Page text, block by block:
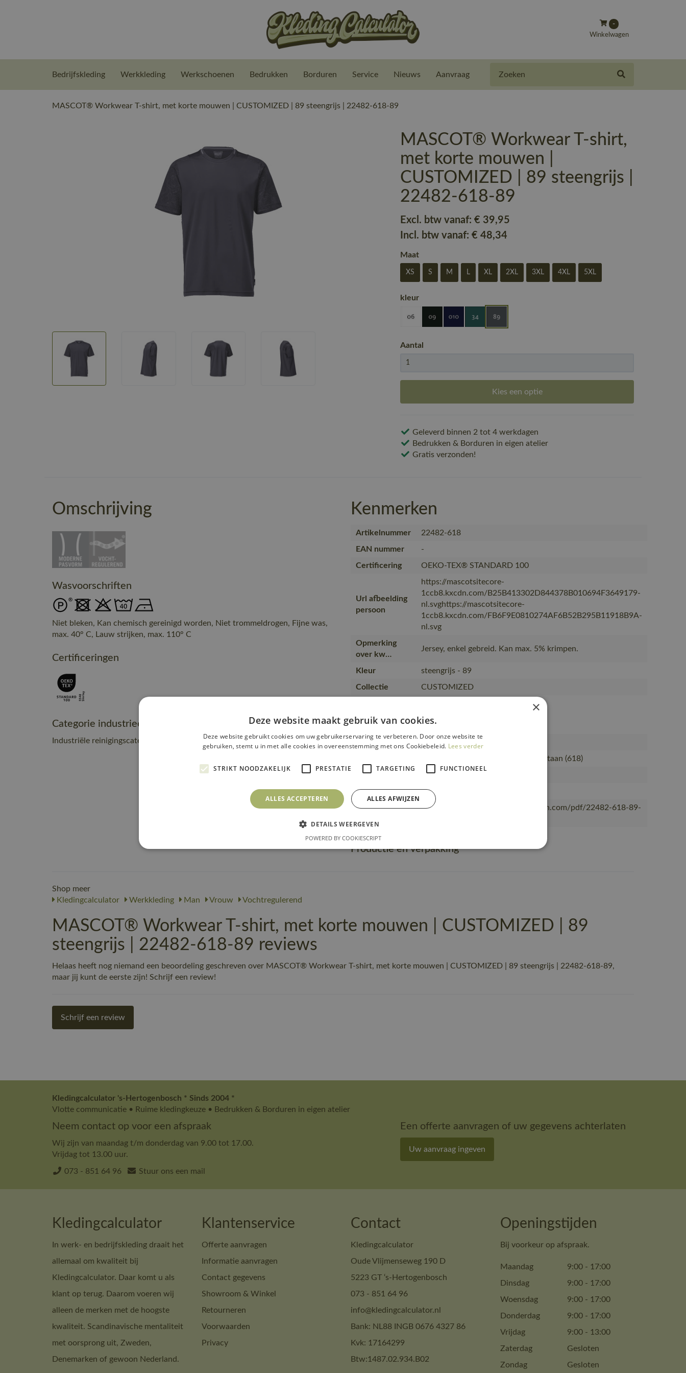
-
Winkelwagen
Bedrijfskleding Werkkleding Werkschoenen Bedrukken Borduren Service Nieuws Aanvraag
MASCOT® Workwear T-shirt, met korte mouwen | CUSTOMIZED | 89 steengrijs | 22482-618-89
MASCOT® Workwear T-shirt,
met korte mouwen |
CUSTOMIZED | 89 steengrijs |
22482-618-89
Excl. btw vanaf:€ 39,95
Incl. btw vanaf:€ 48,34
Maat
XS S M L XL 2XL 3XL 4XL 5XL
kleur
Aantal
Kies een optie
Geleverd binnen 2 tot 4 werkdagen
Bedrukken & Borduren in eigen atelier
Gratis verzonden!
Omschrijving
Wasvoorschriften
Niet bleken, Kan chemisch gereinigd worden, Niet trommeldrogen, Fijne was,
max. 40° C, Lauw strijken, max. 110° C
Certificeringen
Categorie industrieel onderhoud
Industriële reinigingscategorie C2
Kenmerken
Artikelnummer
22482-618
EAN nummer
-
Certificering
OEKO-TEX® STANDARD 100
Url afbeelding
persoon
https://mascotsitecore-
1ccb8.kxcdn.com/B25B413302D844378B010694F3649179-
nl.svghttps://mascotsitecore-
1ccb8.kxcdn.com/FB6F9E0810274AF6B52B295B11918B9A-
nl.svg
Opmerking
over kw…
Jersey, enkel gebreid. Kan max. 5% krimpen.
Kleur
steengrijs - 89
Collectie
CUSTOMIZED
nummer
Producttype
T-shirt, met korte mouwen
90% gerecycled polyester/10% elastaan (618)
Gebruiker
Mannen, Vrouwen
Merk
MASCOT®
Url product
https://mascotsitecore-1ccb8.kxcdn.com/pdf/22482-618-89-
Productie en verpakking
Shop meer
Kledingcalculator
Werkkleding Man Vrouw Vochtregulerend
MASCOT® Workwear T-shirt, met korte mouwen | CUSTOMIZED | 89
steengrijs | 22482-618-89 reviews
Helaas heeft nog niemand een beoordeling geschreven over MASCOT® Workwear T-shirt, met korte mouwen | CUSTOMIZED | 89 steengrijs | 22482-618-89,
maar jij kunt de eerste zijn! Schrijf een review!
Schrijf een review
Kledingcalculator 's-Hertogenbosch * Sinds 2004 *
Vlotte communicatie • Ruime kledingkeuze • Bedrukken & Borduren in eigen atelier
Neem contact op voor een afspraak
Wij zijn van maandag t/m donderdag van 9.00 tot 17.00.
Vrijdag tot 13.00 uur.
073 - 851 64 96 Stuur ons een mail
Een offerte aanvragen of uw gegevens achterlaten
Uw aanvraag ingeven
Kledingcalculator
In werk- en bedrijfskleding draait het
allemaal om kwaliteit bij
Kledingcalculator. Daar komt u als
klant op terug. Daarom voeren wij
alleen de merken met de hoogste
kwaliteit. Scandinavische mentaliteit
met oorsprong uit, Zweden,
Denemarken of gewoon Nederland.
Klantenservice
Offerte aanvragen
Informatie aanvragen
Contact gegevens
Showroom & Winkel
Retourneren
Voorwaarden
Privacy
Contact
Kledingcalculator
Oude Vlijmenseweg 190 D
5223 GT ‘s-Hertogenbosch
073 - 851 64 96
info@kledingcalculator.nl
Bank: NL88 INGB 0676 4327 86
Kvk: 17164299
Btw:1487.02.934.B02
Openingstijden
Bij voorkeur op afspraak.
Maandag 9:00 - 17:00
Dinsdag
9:00 - 17:00
Woensdag
9:00 - 17:00
Donderdag
9:00 - 17:00
Vrijdag
9:00 - 13:00
Zaterdag
Gesloten
Zondag
Gesloten
×
Deze website maakt gebruik van cookies.
Deze website gebruikt cookies om uw gebruikerservaring te verbeteren. Door onze website te
gebruiken, stemt u in met alle cookies in overeenstemming met ons Cookiebeleid. Lees verder
STRIKT NOODZAKELIJK PRESTATIE TARGETING FUNCTIONEEL
ALLES ACCEPTEREN ALLES AFWIJZEN
DETAILS WEERGEVEN
POWERED BY COOKIESCRIPT